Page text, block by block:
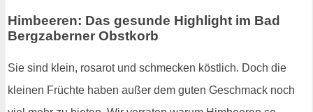
Himbeeren: Das gesunde Highlight im Bad
Bergzaberner Obstkorb
Sie sind klein, rosarot und schmecken köstlich. Doch die
kleinen Früchte haben außer dem guten Geschmack noch